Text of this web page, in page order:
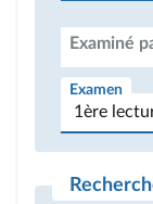
Examiné
Examen